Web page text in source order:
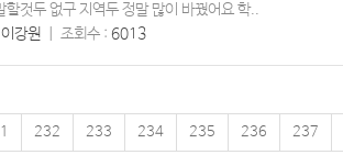
할것두 없구 지역두 정말 많이 바꿨어요 학..
이강원 조회수 : 6013
232 233 234 235 236 237